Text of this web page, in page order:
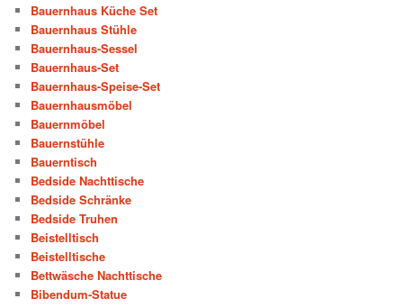
Bauernhaus Küche Set
Bauernhaus Stühle
Bauernhaus-Sessel
Bauernhaus-Set
Bauernhaus-Speise-Set
Bauernhausmöbel
Bauernmöbel
Bauernstühle
Bauerntisch
Bedside Nachttische
Bedside Schränke
Bedside Truhen
Beistelltisch
Beistelltische
Bettwäsche Nachttische
Bibendum-Statue